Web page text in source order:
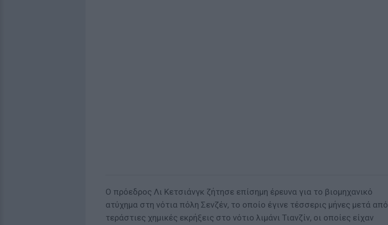
Ο πρόεδρος Λι Κετσιάνγκ ζήτησε επίσημη έρευνα για το βιομηχανικό
ατύχημα στη νότια πόλη Σενζέν, το οποίο έγινε τέσσερις μήνες μετά από
τεράστιες χημικές εκρήξεις στο νότιο λιμάνι Τιανζίν, οι οποίες είχαν